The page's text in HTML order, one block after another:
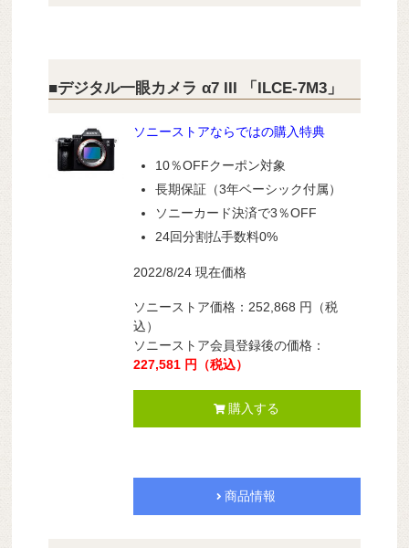
■デジタル一眼カメラ α7 III 「ILCE-7M3」
ソニーストアならではの購入特典
10％OFFクーポン対象
長期保証（3年ベーシック付属）
ソニーカード決済で3％OFF
24回分割払手数料0%
2022/8/24 現在価格
ソニーストア価格： 252,868 円
（税
込）
ソニーストア会員登録後の価格：
227,581 円 （税込）
購入する
商品情報